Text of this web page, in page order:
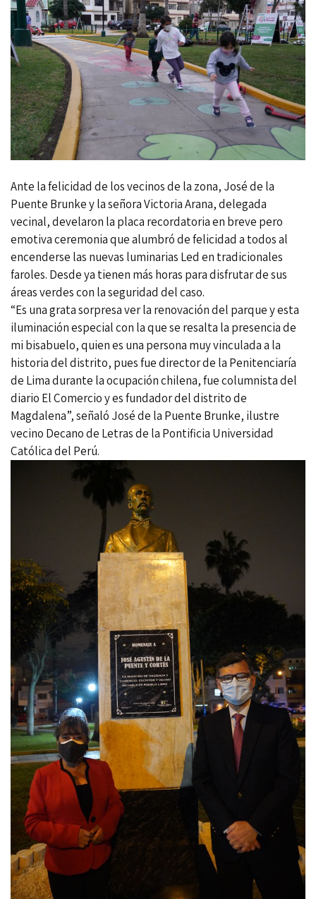
Ante la felicidad de los vecinos de la zona, José de la
Puente Brunke y la señora Victoria Arana, delegada
vecinal, develaron la placa recordatoria en breve pero
emotiva ceremonia que alumbró de felicidad a todos al
encenderse las nuevas luminarias Led en tradicionales
faroles. Desde ya tienen más horas para disfrutar de sus
áreas verdes con la seguridad del caso.
“Es una grata sorpresa ver la renovación del parque y esta
iluminación especial con la que se resalta la presencia de
mi bisabuelo, quien es una persona muy vinculada a la
historia del distrito, pues fue director de la Penitenciaría
de Lima durante la ocupación chilena, fue columnista del
diario El Comercio y es fundador del distrito de
Magdalena”, señaló José de la Puente Brunke, ilustre
vecino Decano de Letras de la Pontificia Universidad
Católica del Perú.